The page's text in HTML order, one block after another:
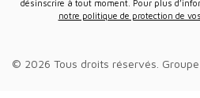
désinscrire à tout moment. Pour plus
notre politique de protection de
© 2026 Tous droits réservés.